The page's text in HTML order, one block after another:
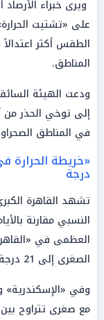
ويرى خبراء
على «تشتيت
الطقس أكثر
المناطق.
ودعت الهيئة
إلى توخي الحذر من
في المناطق
درجة
تشهد القاهرة
النسبي مقارنة
الصغرى إلى 21 درجة.
مع صغرى تتراوح بين 19 و21 درجة.